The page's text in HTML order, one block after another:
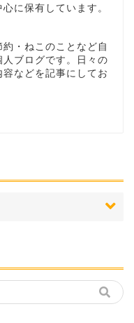
に保有しています。
・ねこのことなど自
ブログです。日々の
などを記事にしてお